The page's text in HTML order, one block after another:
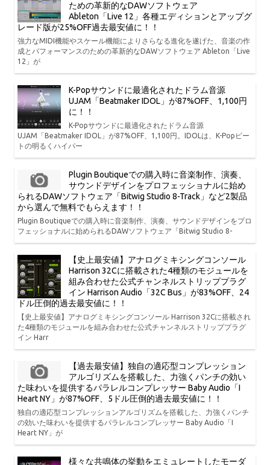
ための革新的なDAWソフトウェア
Ableton「Live 12」各種エディションとアップグ
レード版が25%OFF過去最安値に！！
強力なMIDI機能やスケール機能によりさらなる進化を遂げた、音楽の作
成とパフォーマンスのための革新的なDAWソフトウェア Ableton「Live
12」が
K-Popサウンドに最適化されたドラム音源
UJAM「Beatmaker IDOL」が87%OFF、1,100円
に！！
K-Popサウンドに最適化されたドラム音源
UJAM「Beatmaker IDOL」が87%OFF、1,100円。IDOLは、K-Popビー
トの明るくハイパー
Plugin Boutiqueでの購入時に音楽制作、演奏、
サウンドデザインをプロフェッショナルに始め
られるDAWソフトウェア「Bitwig Studio 8-Track」など2製品
から選んで無料でもらえます！！
Plugin Boutiqueでの購入時に音楽制作、演奏、サウンドデザインをプロ
フェッショナルに始められるDAWソフトウェア「Bitwig Studio 8-
【史上最安値】アナログミキシングコンソール
Harrison 32Cに搭載された4種類のモジュールを
組み合わせた公式チャンネルストリッププラグ
イン Harrison Audio「32C Bus」が83%OFF、24
ドル圧倒的過去最安値に！！
【史上最安値】アナログミキシングコンソール Harrison 32Cに搭載され
た4種類のモジュールを組み合わせた公式チャンネルストリッププラグ
イン Harr
【過去最安値】独自の適応型コンプレッション
アルゴリズムを搭載した、力強くパンチの効い
た味わいを提供するパラレルコンプレッサー Baby Audio「I
Heart NY」が87%OFF、5ドル圧倒的過去最安値に！！
独自の適応型コンプレッションアルゴリズムを搭載した、力強くパンチ
の効いた味わいを提供するパラレルコンプレッサー Baby Audio「I
Heart NY」が
様々な共鳴体の挙動をエミュレートしたモーダ